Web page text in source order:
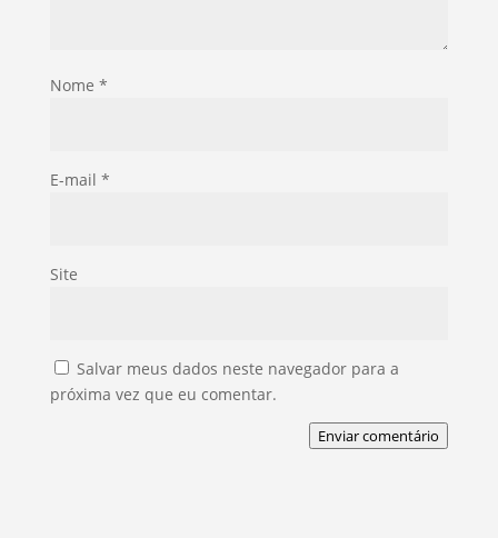
Nome *
E-mail *
Site
Salvar meus dados neste navegador para a
próxima vez que eu comentar.
Enviar comentário